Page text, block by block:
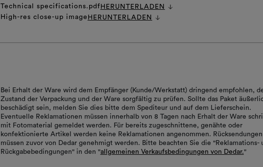
Technical specifications.pdf HERUNTERLADEN
High-res close-up image HERUNTERLADEN
Bei Erhalt der Ware wird dem Empfänger (Kunde/Werkstatt) dringend empfohlen,
Zustand der Verpackung und der Ware sorgfältig zu prüfen. Sollte das Paket
beschädigt sein, melden Sie dies bitte dem Spediteur und auf dem Lieferschein.
Eventuelle Reklamationen müssen innerhalb von 8 Tagen nach Erhalt der Ware
mit Fotomaterial gemeldet werden. Für bereits zugeschnittene, genähte oder
konfektionierte Artikel werden keine Reklamationen angenommen. Rücksendungen
müssen zuvor von Dedar genehmigt werden. Bitte beachten Sie die "Reklamations-
Rückgabebedingungen" in den "allgemeinen Verkaufsbedingungen von Dedar."